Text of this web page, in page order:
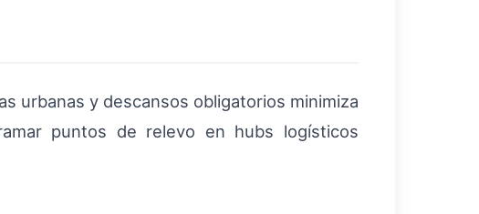
urbanas y descansos obligatorios minimiza
puntos de relevo en hubs logísticos